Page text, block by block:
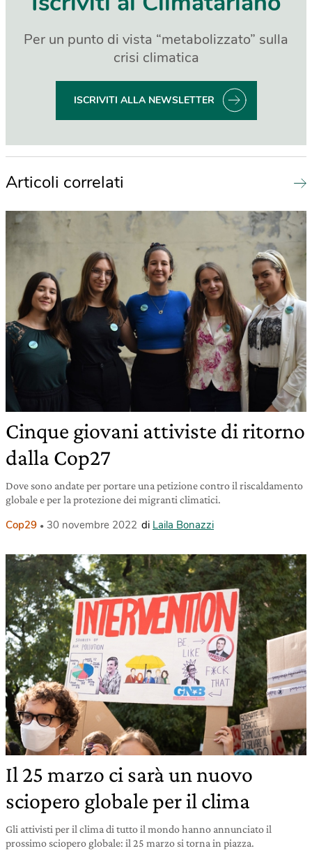
Per un punto di vista “metabolizzato” sulla
crisi climatica
ISCRIVITI ALLA NEWSLETTER
Articoli correlati
Cinque giovani attiviste di ritorno
dalla Cop27
Dove sono andate per portare una petizione contro il riscaldamento
globale e per la protezione dei migranti climatici.
Cop29 30 novembre 2022 di Laila Bonazzi
Il 25 marzo ci sarà un nuovo
sciopero globale per il clima
Gli attivisti per il clima di tutto il mondo hanno annunciato il
prossimo sciopero globale: il 25 marzo si torna in piazza.